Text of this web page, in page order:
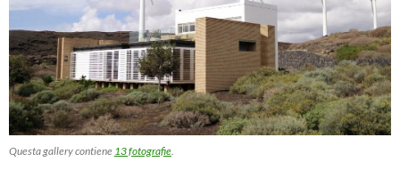
Questa gallery contiene 13 fotografie